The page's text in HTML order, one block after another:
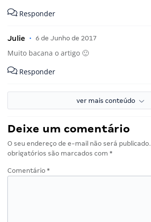
Responder
Julie • 6 de Junho de 2017
Muito bacana o artigo 🙂
Responder
ver mais conteúdo
Deixe um comentário
O seu endereço de e-mail não será publicado.
obrigatórios são marcados com *
Comentário *